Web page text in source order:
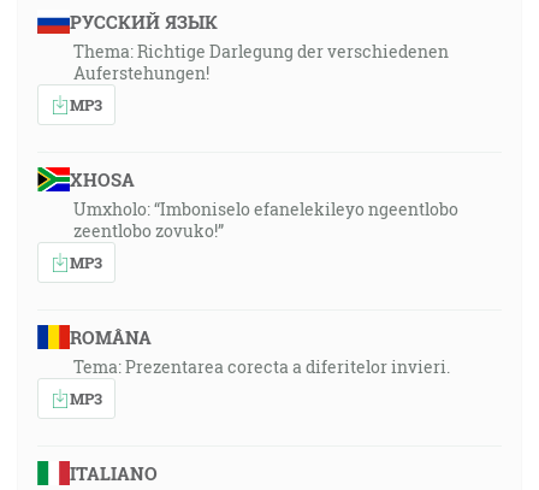
РУССКИЙ ЯЗЫК
Thema: Richtige Darlegung der verschiedenen
Auferstehungen!
MP3
XHOSA
Umxholo: “Imboniselo efanelekileyo ngeentlobo
zeentlobo zovuko!”
MP3
ROMÂNA
Tema: Prezentarea corecta a diferitelor invieri.
MP3
ITALIANO